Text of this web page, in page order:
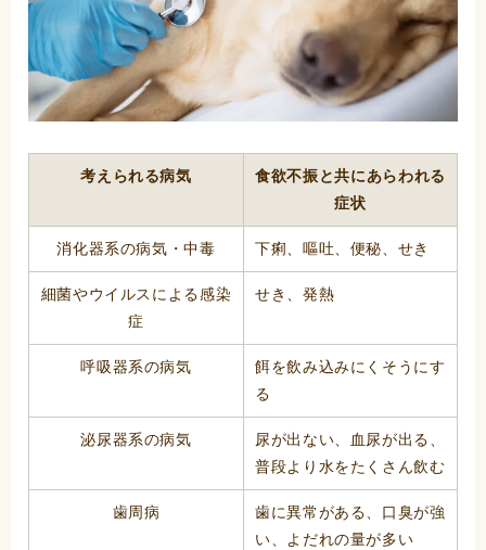
考えられる病気
食欲不振と共にあらわれる
症状
消化器系の病気・中毒 下痢、嘔吐、便秘、せき
細菌やウイルスによる感染
症
せき、発熱
呼吸器系の病気
餌を飲み込みにくそうにす
る
泌尿器系の病気
尿が出ない、血尿が出る、
普段より水をたくさん飲む
歯周病
歯に異常がある、口臭が強
い、よだれの量が多い